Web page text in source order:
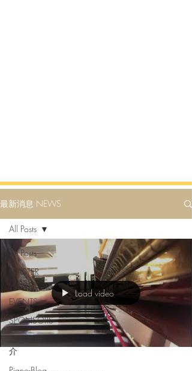
最新消息 NEWS
All Posts
MASTER
CLASS
EVENTS
SPONSORS
二手琴推
介
All Posts
Load video